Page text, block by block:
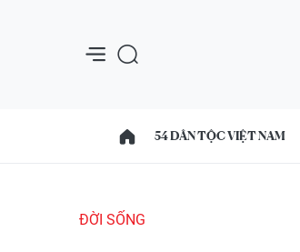
54 DÂN TỘC VIỆT NAM
ĐỜI SỐNG